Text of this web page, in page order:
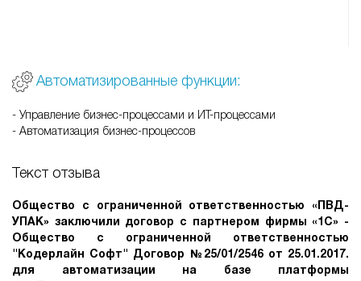
Автоматизированные функции:
- Управление бизнес-процессами и ИТ-процессами
- Автоматизация бизнес-процессов
Текст отзыва
Общество с ограниченной ответственностью «ПВД-
УПАК» заключили договор с партнером фирмы «1С» -
Общество с ограниченной ответственностью
"Кодерлайн Софт" Договор №25/01/2546 от 25.01.2017.
для автоматизации на базе платформы